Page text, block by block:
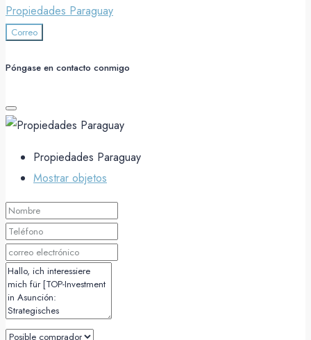
Propiedades Paraguay
Correo
Póngase en contacto conmigo
Propiedades Paraguay
Mostrar objetos